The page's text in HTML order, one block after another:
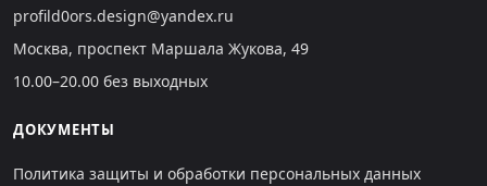
profild0ors.design@yandex.ru
Москва, проспект Маршала Жукова, 49
10.00–20.00 без выходных
ДОКУМЕНТЫ
Политика защиты и обработки персональных данных